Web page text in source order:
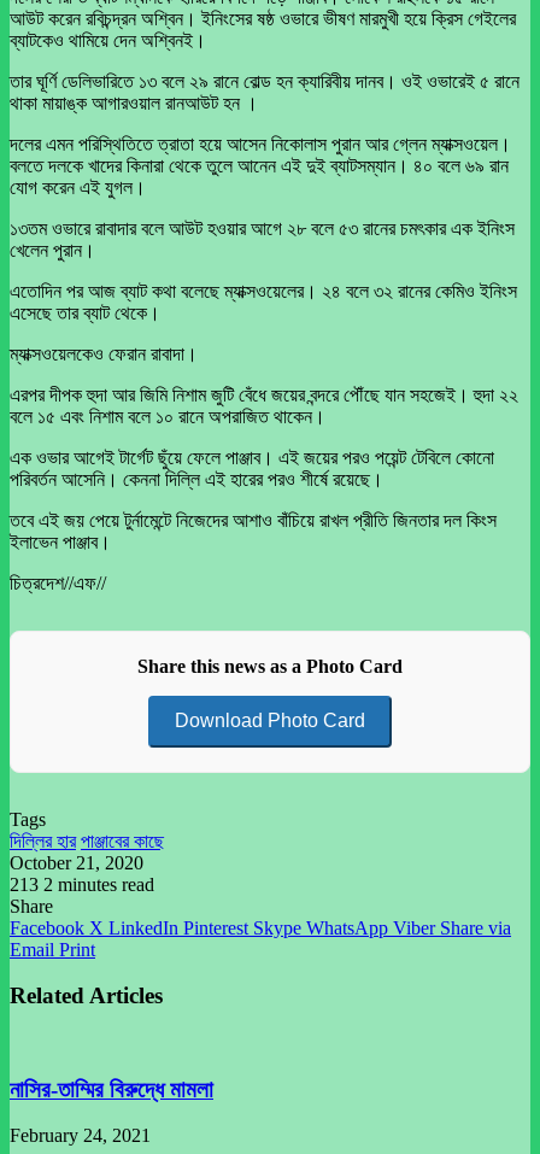
আউট করেন রবিচন্দ্রন অশ্বিন। ইনিংসের ষষ্ঠ ওভারে ভীষণ মারমুখী হয়ে ক্রিস গেইলের
ব্যাটকেও থামিয়ে দেন অশ্বিনই।
তার ঘূর্ণি ডেলিভারিতে ১৩ বলে ২৯ রানে বোল্ড হন ক্যারিবীয় দানব। ওই ওভারেই ৫ রানে
থাকা মায়াঙ্ক আগারওয়াল রানআউট হন ।
দলের এমন পরিস্থিতিতে ত্রাতা হয়ে আসেন নিকোলাস পুরান আর গ্লেন ম্যাক্সওয়েল।
বলতে দলকে খাদের কিনারা থেকে তুলে আনেন এই দুই ব্যাটসম্যান। ৪০ বলে ৬৯ রান
যোগ করেন এই যুগল।
১৩তম ওভারে রাবাদার বলে আউট হওয়ার আগে ২৮ বলে ৫৩ রানের চমৎকার এক ইনিংস
খেলেন পুরান।
এতোদিন পর আজ ব্যাট কথা বলেছে ম্যাক্সওয়েলের। ২৪ বলে ৩২ রানের কেমিও ইনিংস
এসেছে তার ব্যাট থেকে।
ম্যাক্সওয়েলকেও ফেরান রাবাদা।
এরপর দীপক হুদা আর জিমি নিশাম জুটি বেঁধে জয়ের বন্দরে পৌঁছে যান সহজেই। হুদা ২২
বলে ১৫ এবং নিশাম বলে ১০ রানে অপরাজিত থাকেন।
এক ওভার আগেই টার্গেট ছুঁয়ে ফেলে পাঞ্জাব। এই জয়ের পরও পয়েন্ট টেবিলে কোনো
পরিবর্তন আসেনি। কেননা দিল্লি এই হারের পরও শীর্ষে রয়েছে।
তবে এই জয় পেয়ে টুর্নামেন্টে নিজেদের আশাও বাঁচিয়ে রাখল প্রীতি জিনতার দল কিংস
ইলাভেন পাঞ্জাব।
চিত্রদেশ//এফ//
Share this news as a Photo Card
Download Photo Card
Tags
দিল্লির হার পাঞ্জাবের কাছে
October 21, 2020
213 2 minutes read
Share
Facebook X LinkedIn Pinterest Skype WhatsApp Viber Share via
Email Print
Related Articles
নাসির-তাম্মির বিরুদ্ধে মামলা
February 24, 2021